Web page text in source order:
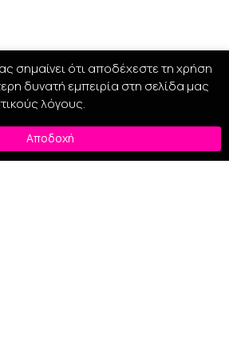
σημαίνει ότι αποδέχεστε τη χρήση
δυνατή εμπειρία στη σελίδα μας
λόγους.
Αποδοχή